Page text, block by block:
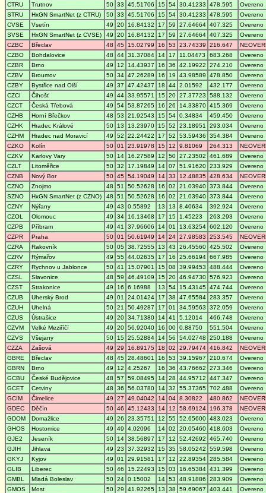
CTRU
Trutnov 50 33 45.51706 15 54 30.41233 478.595
Overeno
STRU
HxGN SmartNet (z CTRU) 50 33 45.51706 15 54 30.41233 478.595
Overeno
CVSE
Vsetín 49 20 16.84132 17 59 27.64664 407.325
Overeno
SVSE
HxGN SmartNet (z CVSE) 49 20 16.84132 17 59 27.64664 407.325
Overeno
CZBC
Břeclav 48 45 15.02799 16 53 23.74339 216.647
CZBO
Bohdalovice 48 44 31.37084 14 17 11.04473 683.268
Overeno
CZBR
Brno 49 12 14.43937 16 36 42.19922 274.210
Overeno
CZBV
Broumov 50 34 47.26289 16 19 43.98589 478.850
Overeno
CZBY
Bystřice nad Olší 49 37 47.42437 18 44 2.01592 432.177
Overeno
CZCI
Čihošť 49 44 33.95571 15 20 27.37723 588.132
Overeno
CZCT
Česká Třebová 49 54 53.87265 16 26 14.33870 415.369
Overeno
CZHB
Horní Břečkov 48 53 21.92543 15 54 0.34834 459.450
Overeno
CZHK
Hradec Králové 50 13 13.23970 15 52 23.18951 293.034
Overeno
CZHM
Hradec nad Moravicí 49 52 22.24422 17 52 53.59436 354.384
Overeno
CZKO
Kolín 50 01 23.91978 15 12 9.81069 264.313
CZKV
Karlovy Vary 50 14 16.27589 12 50 27.23502 461.689
Overeno
CZLT
Litoměřice 50 32 17.19849 14 07 51.91620 233.929
Overeno
CZNB
Nový Bor 50 45 54.19049 14 33 12.48835 428.634
CZNO
Znojmo 48 51 50.52628 16 02 21.03940 373.844
Overeno
SZNO
HxGN SmartNet (z CZNO) 48 51 50.52628 16 02 21.03940 373.844
Overeno
CZNY
Nýřany 49 43 0.55892 13 13 8.40634 392.924
Overeno
CZOL
Olomouc 49 34 16.13468 17 15 1.45223 263.293
Overeno
CZPB
Příbram 49 41 37.96606 14 01 13.63254 602.120
Overeno
CZPR
Praha 50 01 50.61949 14 24 27.98583 253.545
CZRA
Rakovník 50 05 38.72555 13 43 26.45560 425.502
Overeno
CZRV
Rýmařov 49 55 44.02635 17 16 25.66194 667.985
Overeno
CZRY
Rychnov u Jablonce 50 41 15.07901 15 08 39.99453 488.444
Overeno
CZSL
Slavonice 48 59 46.49109 15 20 46.94730 576.923
Overeno
CZST
Strakonice 49 16 6.16988 13 54 15.43145 474.744
Overeno
CZUB
Uherský Brod 49 01 24.01424 17 38 47.65584 283.357
Overeno
CZUH
Uhelná 50 21 50.49287 17 01 34.59563 372.059
Overeno
CZUS
Ústrašice 49 20 34.71380 14 41 5.12014 466.748
Overeno
CZVM
Velké Meziříčí 49 20 56.92040 16 00 0.88750 551.504
Overeno
CZVS
Všejany 50 15 25.52884 14 56 54.02748 250.188
Overeno
CZZA
Zašová 49 29 16.89175 18 02 29.79474 416.842
GBRE
Břeclav 48 45 28.48601 16 53 39.15967 210.674
Overeno
GBRN
Brno 49 12 4.25267 16 36 43.76662 273.346
Overeno
GCBU
České Budějovice 48 57 59.08495 14 28 44.95712 447.347
Overeno
GCET
Cetviny 48 36 56.03780 14 32 55.37365 702.488
Overeno
GCIM
Čimelice 49 27 49.04042 14 04 8.30822 480.862
GDEC
Děčín 50 46 45.12433 14 12 58.69124 196.378
GDOM
Domažlice 49 26 23.35751 12 55 52.65600 483.023
Overeno
GHOS
Hostomice 49 49 4.02096 14 02 20.05460 418.603
Overeno
GJE2
Jeseník 50 14 38.56897 17 12 52.42692 465.740
Overeno
GJIH
Jihlava 49 23 37.32932 15 35 58.05242 559.598
Overeno
GKYJ
Kyjov 49 01 29.91581 17 12 22.89354 285.584
Overeno
GLIB
Liberec 50 46 15.22493 15 03 16.65384 431.399
Overeno
GMBL
Mladá Boleslav 50 24 0.15002 14 53 48.91886 283.909
Overeno
GMOS
Most 50 29 41.92265 13 38 59.69067 403.441
Overeno